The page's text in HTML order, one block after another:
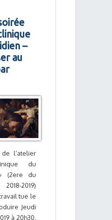
–
au
l’atelier
du
(2ere du
2019)
tue le
Jeudi
à 20h30,